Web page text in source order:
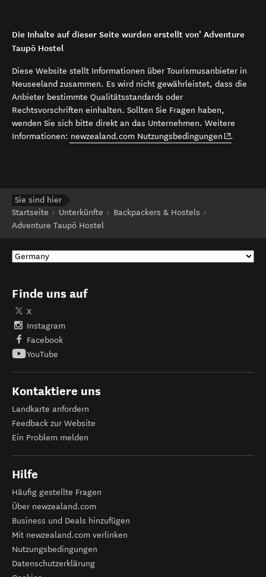
Die Inhalte auf dieser Seite wurden erstellt von’ Adventure
Taupō Hostel
Diese Website stellt Informationen über Tourismusanbieter in
Neuseeland zusammen. Es wird nicht gewährleistet, dass die
Anbieter bestimmte Qualitätsstandards oder
Rechtsvorschriften einhalten. Sollten Sie Fragen haben,
wenden Sie sich bitte direkt an das Unternehmen. Weitere
Informationen: newzealand.com Nutzungsbedingungen (opens in
.
Sie sind hier
Startseite
Unterkünfte
Backpackers & Hostels
Adventure Taupō Hostel
Finde uns auf
X
Instagram
Facebook
YouTube
Kontaktiere uns
Landkarte anfordern
Feedback zur Website
Ein Problem melden
Hilfe
Häufig gestellte Fragen
Über newzealand.com
Business und Deals hinzufügen
Mit newzealand.com verlinken
Nutzungsbedingungen
Datenschutzerklärung